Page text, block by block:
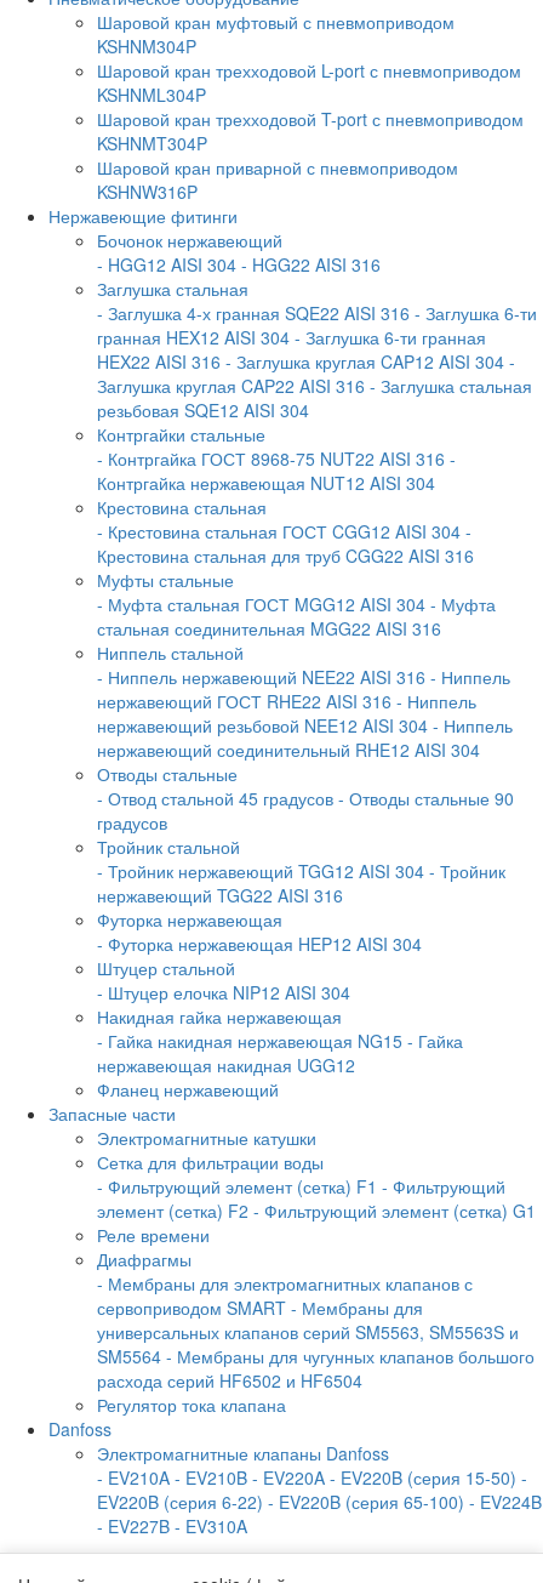
Шаровой кран муфтовый с пневмоприводом
KSHNM304P
Шаровой кран трехходовой L-port с пневмоприводом
KSHNML304P
Шаровой кран трехходовой T-port с пневмоприводом
KSHNMT304P
Шаровой кран приварной с пневмоприводом
KSHNW316P
Нержавеющие фитинги
Бочонок нержавеющий
- HGG12 AISI 304 - HGG22 AISI 316
Заглушка стальная
- Заглушка 4-х гранная SQE22 AISI 316 - Заглушка 6-ти
гранная HEX12 AISI 304 - Заглушка 6-ти гранная
HEX22 AISI 316 - Заглушка круглая CAP12 AISI 304 -
Заглушка круглая CAP22 AISI 316 - Заглушка стальная
резьбовая SQE12 AISI 304
Контргайки стальные
- Контргайка ГОСТ 8968-75 NUT22 AISI 316 -
Контргайка нержавеющая NUT12 AISI 304
Крестовина стальная
- Крестовина стальная ГОСТ CGG12 AISI 304 -
Крестовина стальная для труб CGG22 AISI 316
Муфты стальные
- Муфта стальная ГОСТ MGG12 AISI 304 - Муфта
стальная соединительная MGG22 AISI 316
Ниппель стальной
- Ниппель нержавеющий NEE22 AISI 316 - Ниппель
нержавеющий ГОСТ RHE22 AISI 316 - Ниппель
нержавеющий резьбовой NEE12 AISI 304 - Ниппель
нержавеющий соединительный RHE12 AISI 304
Отводы стальные
- Отвод стальной 45 градусов - Отводы стальные 90
градусов
Тройник стальной
- Тройник нержавеющий TGG12 AISI 304 - Тройник
нержавеющий TGG22 AISI 316
Футорка нержавеющая
- Футорка нержавеющая HEP12 AISI 304
Штуцер стальной
- Штуцер елочка NIP12 AISI 304
Накидная гайка нержавеющая
- Гайка накидная нержавеющая NG15 - Гайка
нержавеющая накидная UGG12
Фланец нержавеющий
Запасные части
Электромагнитные катушки
Сетка для фильтрации воды
- Фильтрующий элемент (сетка) F1 - Фильтрующий
элемент (сетка) F2 - Фильтрующий элемент (сетка) G1
Реле времени
Диафрагмы
- Мембраны для электромагнитных клапанов с
сервоприводом SMART - Мембраны для
универсальных клапанов серий SM5563, SM5563S и
SM5564 - Мембраны для чугунных клапанов большого
расхода серий HF6502 и HF6504
Регулятор тока клапана
Danfoss
Электромагнитные клапаны Danfoss
- EV210A - EV210B - EV220A - EV220B (серия 15-50) -
EV220B (серия 6-22) - EV220B (серия 65-100) - EV224B
- EV227B - EV310A
О фирме